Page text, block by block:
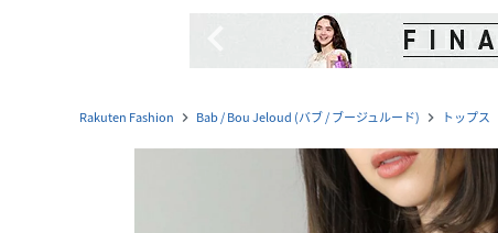
Rakuten Fashion navigate_next Bab / Bou Jeloud (バブ / ブージュルード) navigate_next トップス